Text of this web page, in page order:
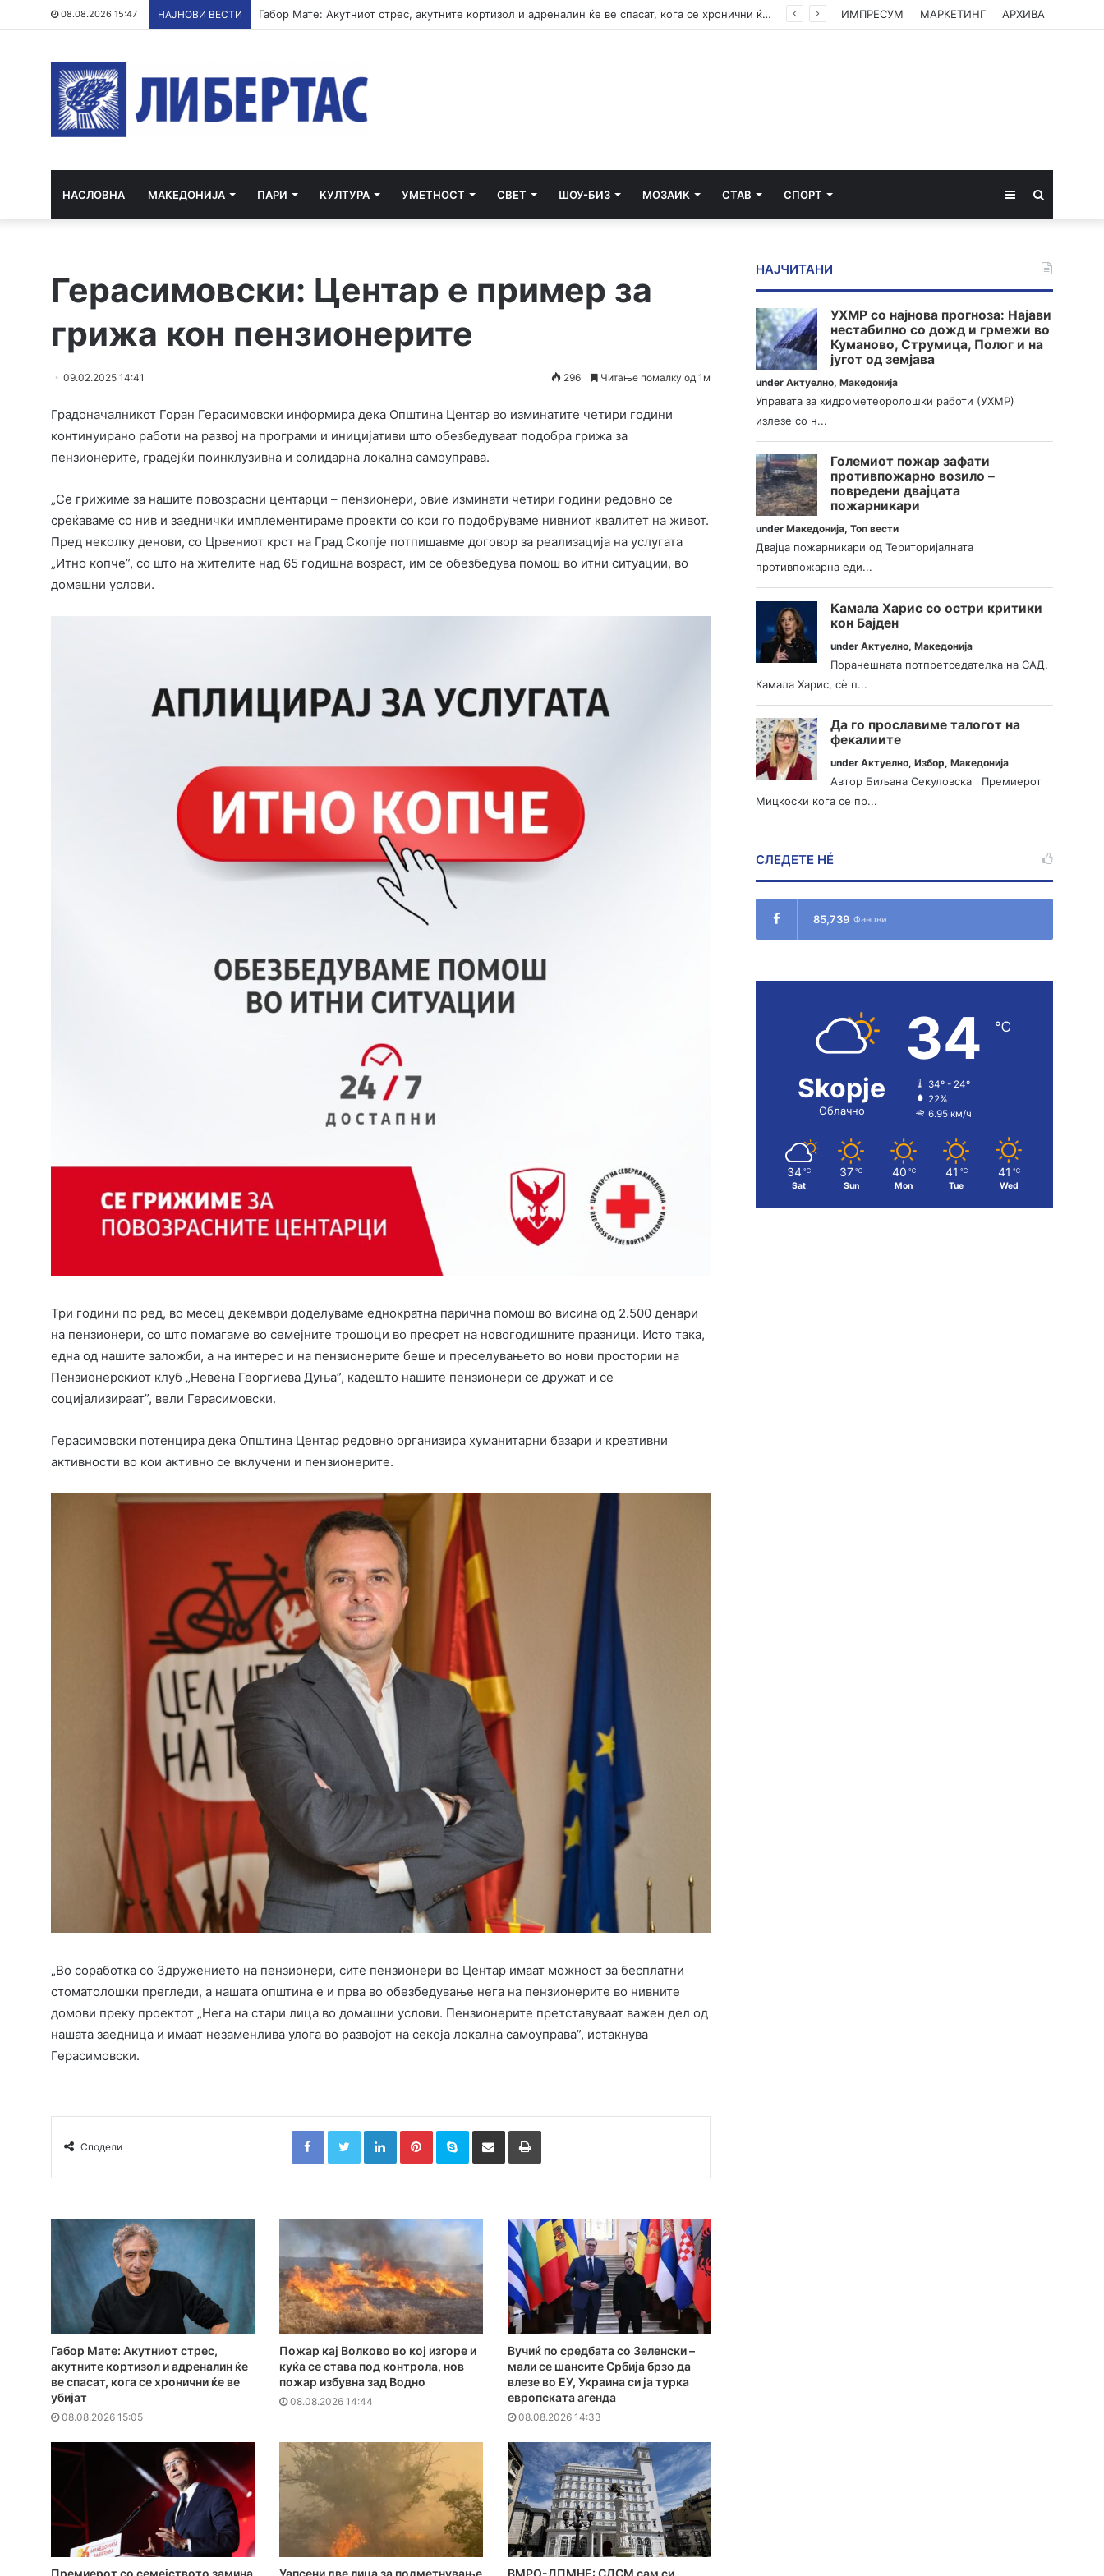
08.08.2026 15:47 НАЈНОВИ ВЕСТИ Габор Мате: Акутниот стрес, акутните кортизол и адреналин ќе ве спасат, кога се хронични ќе ве убијат ИМПРЕСУМ МАРКЕТИНГ АРХИВА
НАСЛОВНА МАКЕДОНИЈА ПАРИ КУЛТУРА УМЕТНОСТ СВЕТ ШОУ-БИЗ МОЗАИК СТАВ СПОРТ Sidebar
Герасимовски: Центар е пример за
грижа кон пензионерите
09.02.2025 14:41 296 Читање помалку од 1м
Градоначалникот Горан Герасимовски информира дека Општина Центар во изминатите четири години
континуирано работи на развој на програми и иницијативи што обезбедуваат подобра грижа за
пензионерите, градејќи поинклузивна и солидарна локална самоуправа.
„Се грижиме за нашите повозрасни центарци – пензионери, овие изминати четири години редовно се
среќаваме со нив и заеднички имплементираме проекти со кои го подобруваме нивниот квалитет на живот.
Пред неколку денови, со Црвениот крст на Град Скопје потпишавме договор за реализација на услугата
„Итно копче”, со што на жителите над 65 годишна возраст, им се обезбедува помош во итни ситуации, во
домашни услови.
Три години по ред, во месец декември доделуваме еднократна парична помош во висина од 2.500 денари
на пензионери, со што помагаме во семејните трошоци во пресрет на новогодишните празници. Исто така,
една од нашите заложби, а на интерес и на пензионерите беше и преселувањето во нови простории на
Пензионерскиот клуб „Невена Георгиева Дуња”, кадешто нашите пензионери се дружат и се
социјализираат”, вели Герасимовски.
Герасимовски потенцира дека Општина Центар редовно организира хуманитарни базари и креативни
активности во кои активно се вклучени и пензионерите.
„Во соработка со Здружението на пензионери, сите пензионери во Центар имаат можност за бесплатни
стоматолошки прегледи, а нашата општина е и прва во обезбедување нега на пензионерите во нивните
домови преку проектот „Нега на стари лица во домашни услови. Пензионерите претставуваат важен дел од
нашата заедница и имаат незаменлива улога во развојот на секоја локална самоуправа”, истакнува
Герасимовски.
Сподели
FacebookTwitterLinkedInPinterestSkype Сподели преку Е-маил Испринтај
Габор Мате: Акутниот стрес,
акутните кортизол и адреналин ќе
ве спасат, кога се хронични ќе ве
убијат
08.08.2026 15:05
Пожар кај Волково во кој изгоре и
куќа се става под контрола, нов
пожар избувна зад Водно
08.08.2026 14:44
Вучиќ по средбата со Зеленски –
мали се шансите Србија брзо да
влезе во ЕУ, Украина си ја турка
европската агенда
08.08.2026 14:33
Премиерот со семејството замина Уапсени две лица за подметнување ВМРО-ДПМНЕ: СДСМ сам си
НАЈЧИТАНИ
УХМР со најнова прогноза: Најави
нестабилно со дожд и грмежи во
Куманово, Струмица, Полог и на
југот од земјава
underАктуелно,Македонија
Управата за хидрометеоролошки работи (УХМР)
излезе со н...
Големиот пожар зафати
противпожарно возило –
повредени двајцата
пожарникари
underМакедонија,Топ вести
Двајца пожарникари од Територијалната
противпожарна еди...
Камала Харис со остри критики
кон Бајден
underАктуелно,Македонија
Поранешната потпретседателка на САД,
Камала Харис, сè п...
Да го прославиме талогот на
фекалиите
underАктуелно,Избор,Македонија
Автор Биљана Секуловска Премиерот
Мицкоски кога се пр...
СЛЕДЕТЕ НÉ
85,739 Фанови
Skopje
Облачно
34 ℃
34º - 24º
22%
6.95 км/ч
34 ℃
Sat
37 ℃
Sun
40 ℃
Mon
41 ℃
Tue
41 ℃
Wed